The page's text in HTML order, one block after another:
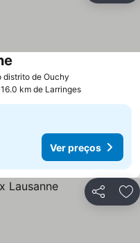
distrito de Ouchy
km de Larringes
Ver preços
Partilhar